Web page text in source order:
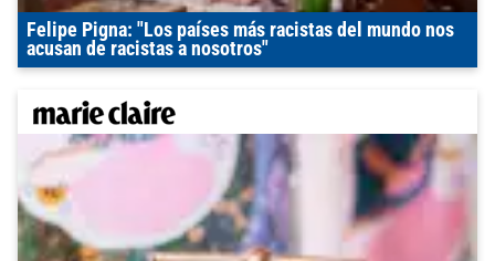
Felipe Pigna: "Los países más racistas del mundo nos
acusan de racistas a nosotros"